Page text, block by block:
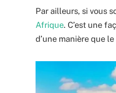
Par ailleurs, si vous
Afrique. C’est une
d’une manière que